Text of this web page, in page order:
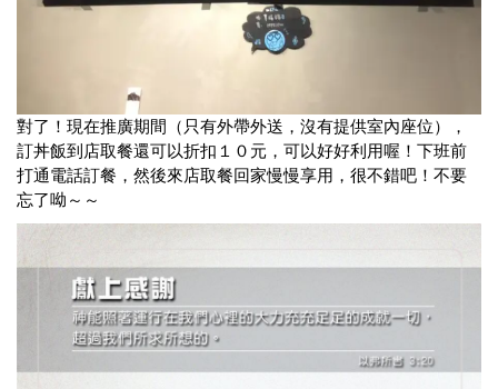
對了！現在推廣期間（只有外帶外送，沒有提供室內座位），
訂丼飯到店取餐還可以折扣１０元，可以好好利用喔！下班前
打通電話訂餐，然後來店取餐回家慢慢享用，很不錯吧！不要
忘了呦～～